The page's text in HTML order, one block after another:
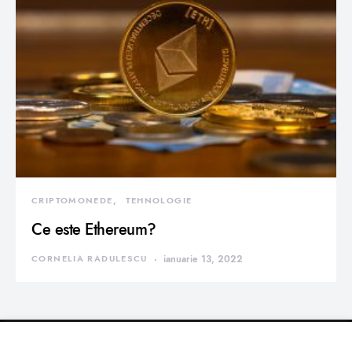
CRIPTOMONEDE TEHNOLOGIE
Ce este Ethereum?
CORNELIA RADULESCU ianuarie 13, 2022